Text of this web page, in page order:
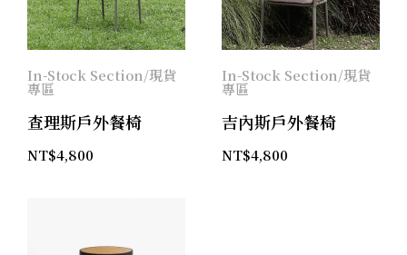
In-Stock Section/現貨
專區
查理斯戶外餐椅
NT$4,800
In-Stock Section/現貨
專區
吉內斯戶外餐椅
NT$4,800